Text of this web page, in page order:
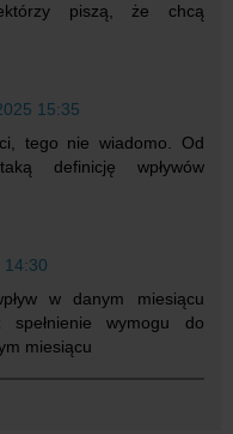
piszą, że chcą
15:35
tego nie wiadomo. Od
definicję wpływów
14:30
w danym miesiącu
spełnienie wymogu do
miesiącu